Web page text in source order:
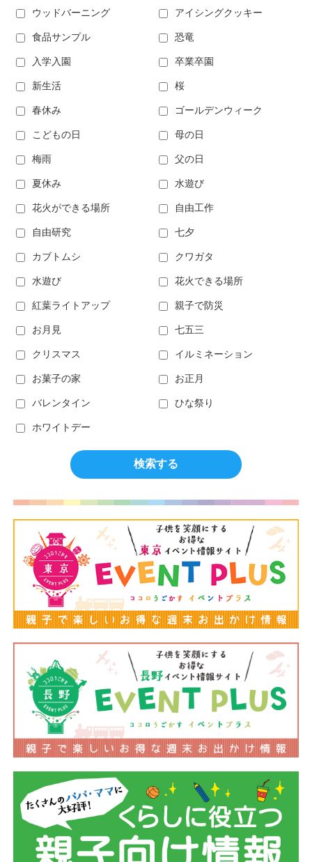
ウッドバーニング アイシングクッキー
食品サンプル 恐竜
入学入園 卒業卒園
新生活 桜
春休み ゴールデンウィーク
こどもの日 母の日
梅雨 父の日
夏休み 水遊び
花火ができる場所 自由工作
自由研究 七夕
カブトムシ クワガタ
水遊び 花火できる場所
紅葉ライトアップ 親子で防災
お月見 七五三
クリスマス イルミネーション
お菓子の家 お正月
バレンタイン ひな祭り
ホワイトデー